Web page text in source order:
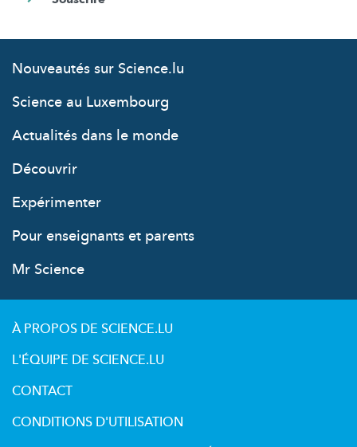
Nouveautés sur Science.lu
Science au Luxembourg
Actualités dans le monde
Découvrir
Expérimenter
Pour enseignants et parents
Mr Science
À PROPOS DE SCIENCE.LU
L'ÉQUIPE DE SCIENCE.LU
CONTACT
CONDITIONS D'UTILISATION